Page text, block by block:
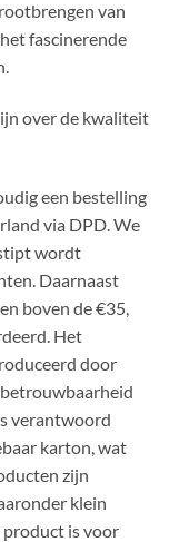
van
fascinerende
over de kwaliteit
een bestelling
via DPD. We
wordt
Daarnaast
boven de €35,
Het
door
verantwoord
karton, wat
zijn
klein
product is voor